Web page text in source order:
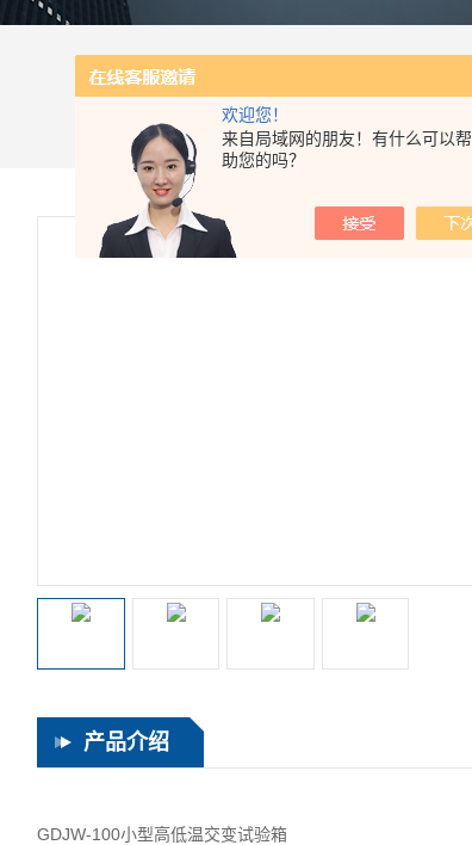
欢迎您！
来自局域网的朋友！有什么可以帮
助您的吗？
产品介绍
GDJW-100小型高低温交变试验箱